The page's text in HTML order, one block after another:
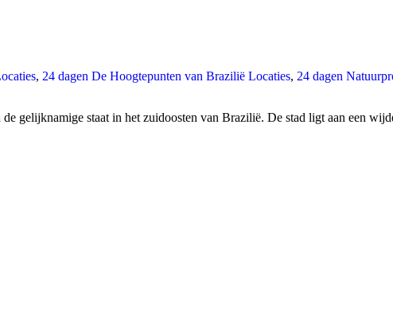
, 24 dagen De Hoogtepunten van Brazilië Locaties, 24 dagen
gelijknamige staat in het zuidoosten van Brazilië. De stad ligt aan een